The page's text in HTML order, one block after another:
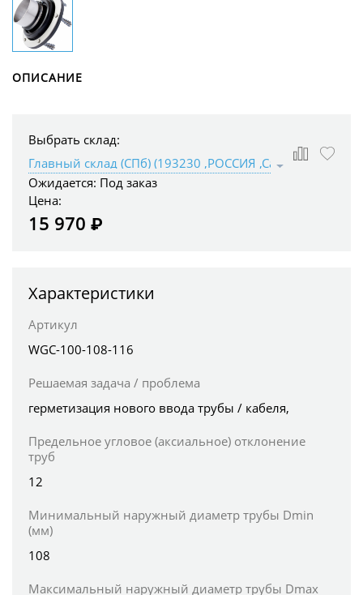
ОПИСАНИЕ
Выбрать склад:
Ожидается: Под заказ
Цена:
15 970 ₽
Характеристики
Артикул
WGC-100-108-116
Решаемая задача / проблема
герметизация нового ввода трубы / кабеля,
Предельное угловое (аксиальное) отклонение
труб
12
Минимальный наружный диаметр трубы Dmin
(мм)
108
Максимальный наружный диаметр трубы Dmax